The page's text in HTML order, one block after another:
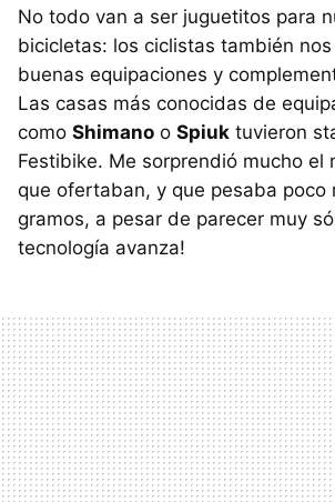
No todo van a ser juguetitos para
bicicletas: los ciclistas también
buenas equipaciones y
Las casas más conocidas de
como Shimano o Spiuk tuvieron
Festibike. Me sorprendió mucho el
que ofertaban, y que pesaba poco
gramos, a pesar de parecer muy
tecnología avanza!